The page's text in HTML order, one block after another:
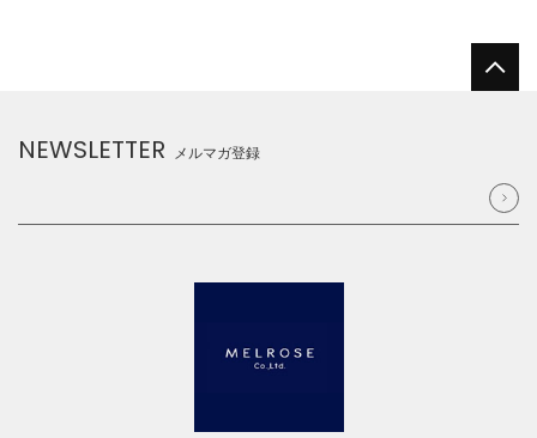
NEWSLETTER メルマガ登録